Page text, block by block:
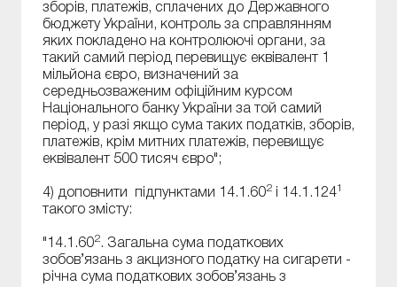
зборів, платежів, сплачених до Державного
бюджету України, контроль за справлянням
яких покладено на контролюючі органи, за
такий самий період перевищує еквівалент 1
мільйона євро, визначений за
середньозваженим офіційним курсом
Національного банку України за той самий
період, у разі якщо сума таких податків, зборів,
платежів, крім митних платежів, перевищує
еквівалент 500 тисяч євро";
4) доповнити підпунктами 14.1.602 і 14.1.1241
такого змісту:
"14.1.602. Загальна сума податкових
зобов’язань з акцизного податку на сигарети -
річна сума податкових зобов’язань з